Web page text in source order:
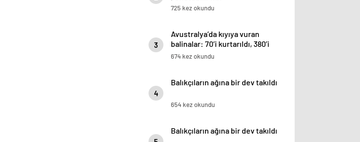
725 kez okundu
3
Avustralya’da kıyıya vuran
balinalar: 70’i kurtarıldı, 380’i
öldü
674 kez okundu
4
Balıkçıların ağına bir dev takıldı
654 kez okundu
Balıkçıların ağına bir dev takıldı